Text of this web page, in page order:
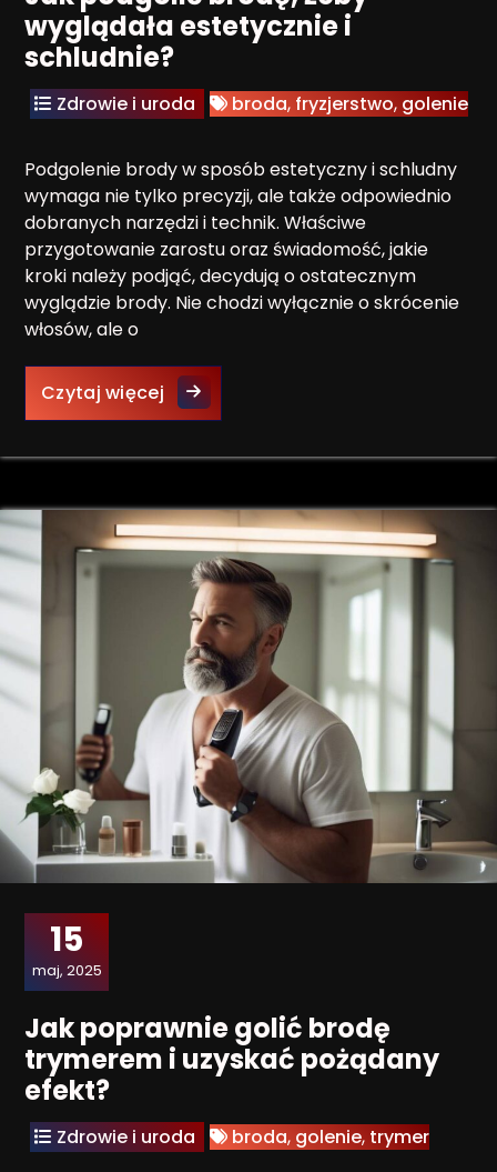
wyglądała estetycznie i
schludnie?
Zdrowie i uroda broda, fryzjerstwo, golenie
Podgolenie brody w sposób estetyczny i schludny
wymaga nie tylko precyzji, ale także odpowiednio
dobranych narzędzi i technik. Właściwe
przygotowanie zarostu oraz świadomość, jakie
kroki należy podjąć, decydują o ostatecznym
wyglądzie brody. Nie chodzi wyłącznie o skrócenie
włosów, ale o
Czytaj więcejJak podgolić brodę, żeby
15
maj, 2025
Jak poprawnie golić brodę
trymerem i uzyskać pożądany
efekt?
Zdrowie i uroda broda, golenie, trymer